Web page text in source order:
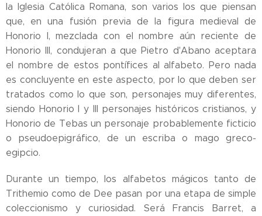
la Iglesia Católica Romana, son varios los que piensan
que, en una fusión previa de la figura medieval de
Honorio I, mezclada con el nombre aún reciente de
Honorio III, condujeran a que Pietro d'Abano aceptara
el nombre de estos pontífices al alfabeto. Pero nada
es concluyente en este aspecto, por lo que deben ser
tratados como lo que son, personajes muy diferentes,
siendo Honorio I y III personajes históricos cristianos, y
Honorio de Tebas un personaje probablemente ficticio
o pseudoepigráfico, de un escriba o mago greco-
egipcio.
Durante un tiempo, los alfabetos mágicos tanto de
Trithemio como de Dee pasan por una etapa de simple
coleccionismo y curiosidad. Será Francis Barret, a